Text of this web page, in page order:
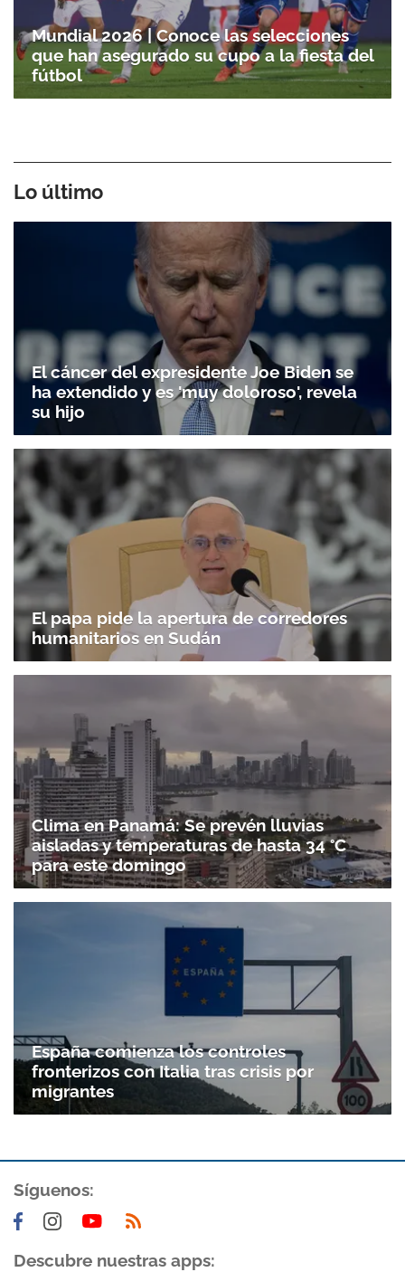
Mundial 2026 | Conoce las selecciones
que han asegurado su cupo a la fiesta del
fútbol
Lo último
El cáncer del expresidente Joe Biden se
ha extendido y es 'muy doloroso', revela
su hijo
El papa pide la apertura de corredores
humanitarios en Sudán
Clima en Panamá: Se prevén lluvias
aisladas y temperaturas de hasta 34 °C
para este domingo
España comienza los controles
fronterizos con Italia tras crisis por
migrantes
Síguenos:
Descubre nuestras apps: